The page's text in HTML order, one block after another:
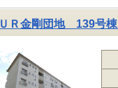
ＵＲ金剛団地 139号